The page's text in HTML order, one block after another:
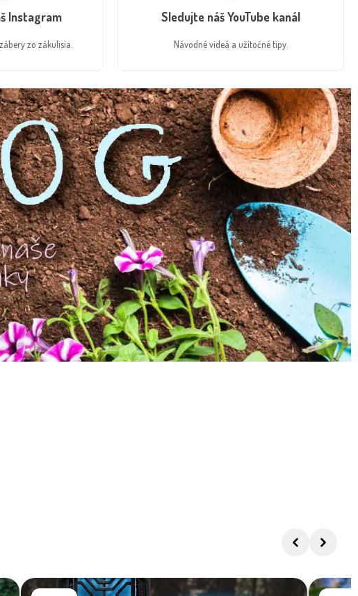
Instagram
zo zákulisia.
Sledujte náš YouTube kanál
Návodné videá a užitočné tipy.